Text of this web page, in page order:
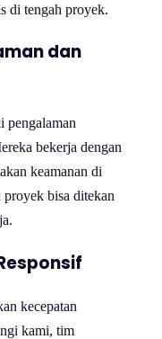
di tengah proyek.
dan
pengalaman
bekerja dengan
keamanan di
bisa ditekan
kecepatan
kami, tim